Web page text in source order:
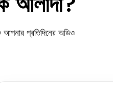
আপনার প্রতিদিনের অডিও